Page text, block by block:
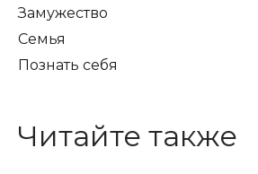
Замужество
Семья
Познать себя
Читайте также